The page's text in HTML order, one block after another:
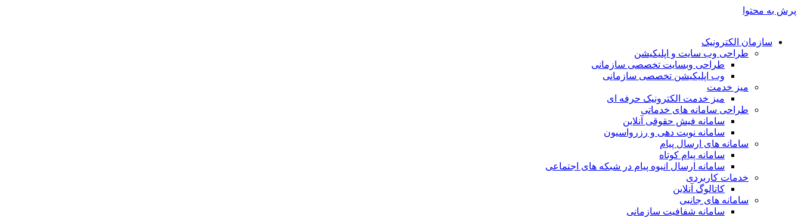
پرش به محتوا
سازمان الکترونیک
طراحی وب سایت و اپلیکیشن
طراحی وبسایت تخصصی سازمانی
وب اپلیکیشن تخصصی سازمانی
میز خدمت
میز خدمت الکترونیک حرفه ای
طراحی سامانه های خدماتی
سامانه فیش حقوقی آنلاین
سامانه نوبت دهی و رزرواسیون
سامانه های ارسال پیام
سامانه پیام کوتاه
سامانه ارسال انبوه پیام در شبکه های اجتماعی
خدمات کاربردی
کاتالوگ آنلاین
سامانه های جانبی
سامانه شفافیت سازمانی